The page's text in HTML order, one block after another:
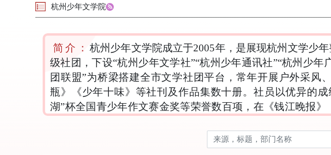
杭州少年文学院
简介： 杭州少年文学院成立于2005年，是展现杭州文学少
级社团，下设“杭州少年文学社”“杭州少年通讯社”“杭州少
团联盟”为桥梁搭建全市文学社团平台，常年开展户外采
瓶》《少年十味》等社刊及作品集数十册。社员以优异的
湖”杯全国青少年作文赛金奖等荣誉数百项，在《钱江晚报